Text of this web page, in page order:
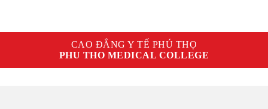
CAO ĐẲNG Y TẾ PHÚ THỌ
PHU THO MEDICAL COLLEGE